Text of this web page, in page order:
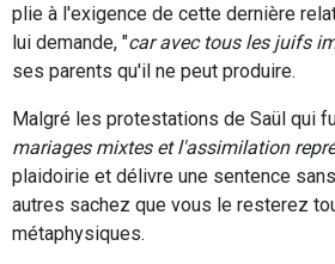
plie à l'exigence de cette dernière
lui demande, "car avec tous les juifs
ses parents qu'il ne peut produire.
Malgré les protestations de Saül qui
mariages mixtes et l'assimilation
plaidoirie et délivre une sentence
autres sachez que vous le resterez
métaphysiques.